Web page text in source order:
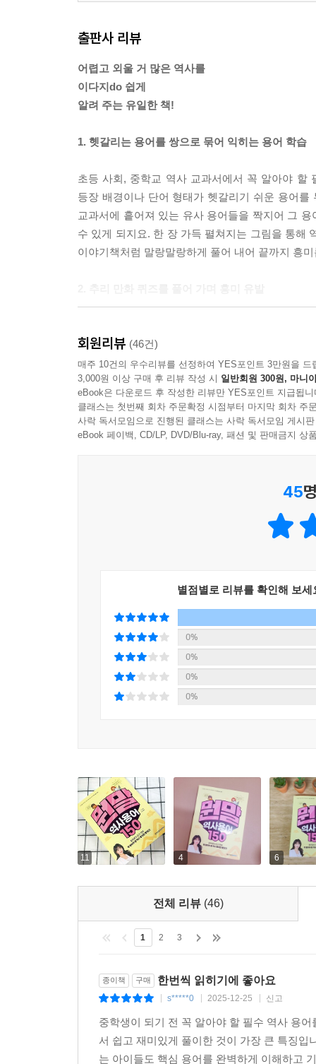
출판사 리뷰
어렵고 외울 거 많은 역사를
이다지do 쉽게
알려 주는 유일한 책!
1. 헷갈리는 용어를 쌍으로 묶어 익히는 용어 학습
초등 사회, 중학교 역사 교과서에서 꼭 알아야 할
등장 배경이나 단어 형태가 헷갈리기 쉬운 용어
교과서에 흩어져 있는 유사 용어들을 짝지어 그
수 있게 되지요. 한 장 가득 펼쳐지는 그림을 통해
이야기책처럼 말랑말랑하게 풀어 내어 끝까지 흥
용어가 쓰일 수 있는 상황을 먼저 퀴즈로 제시하
기억하면, 이해 없이 무작정 달달 외우는 것보다
제공되는 단서를 가지고 차근차근 추리하다 보면
3. 메가스터디 역사 1타 강사 이다지의 핵심 정리
‘역사’의 기초를 탄탄하게 다질 수 있으며, 나아
회원리뷰 (46건)
매주 10건의 우수리뷰를 선정하여 YES포인트 3만원을 드
3,000원 이상 구매 후 리뷰 작성 시 일반회원 300원, 마니
eBook은 다운로드 후 작성한 리뷰만 YES포인트 지급됩니
클래스는 첫번째 회차 주문확정 시점부터 마지막 회차 주
사락 독서모임으로 진행된 클래스는 사락 독서모임 게시
eBook 페이백, CD/LP, DVD/Blu-ray, 패션 및 판매금지 상
45
별점별로 리뷰를 확인해 보세
0%
0%
0%
0%
11 4 6
전체 리뷰 (46)
1 2 3
종이책 구매 한번씩 읽히기에 좋아요
s*****0 2025-12-25 신고
중학생이 되기 전 꼭 알아야 할 필수 역사 용
서 쉽고 재미있게 풀이한 것이 가장 큰 특징
는 아이들도 핵심 용어를 완벽하게 이해하고